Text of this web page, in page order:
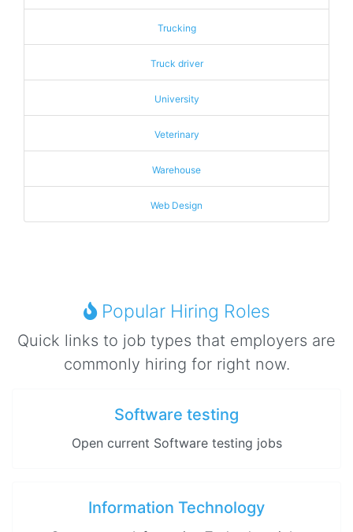
Trucking
Truck driver
University
Veterinary
Warehouse
Web Design
Popular Hiring Roles
Quick links to job types that employers are
commonly hiring for right now.
Software testing
Open current Software testing jobs
Information Technology